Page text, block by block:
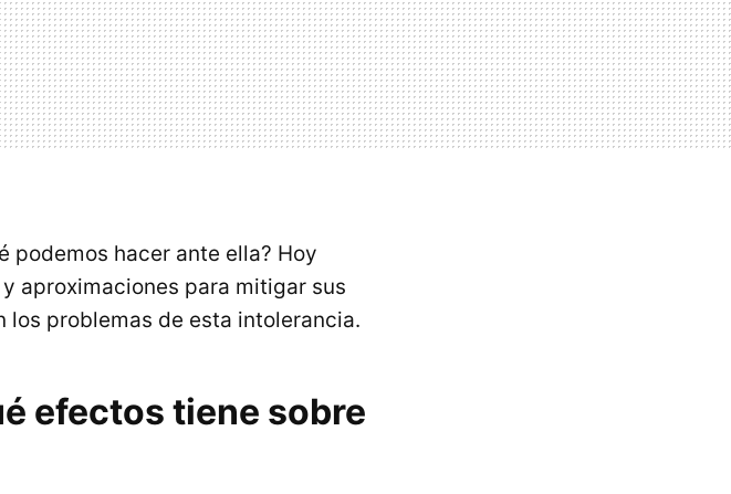
podemos hacer ante ella? Hoy
aproximaciones para mitigar sus
problemas de esta intolerancia.
efectos tiene sobre